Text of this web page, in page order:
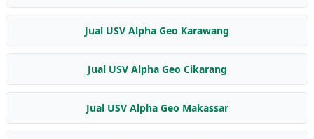
Jual USV Alpha Geo Karawang
Jual USV Alpha Geo Cikarang
Jual USV Alpha Geo Makassar